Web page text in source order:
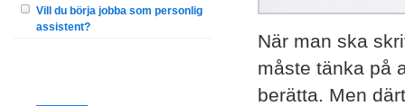
Vill du börja jobba som personlig
assistent?
När man ska
måste tänka på
berätta. Men